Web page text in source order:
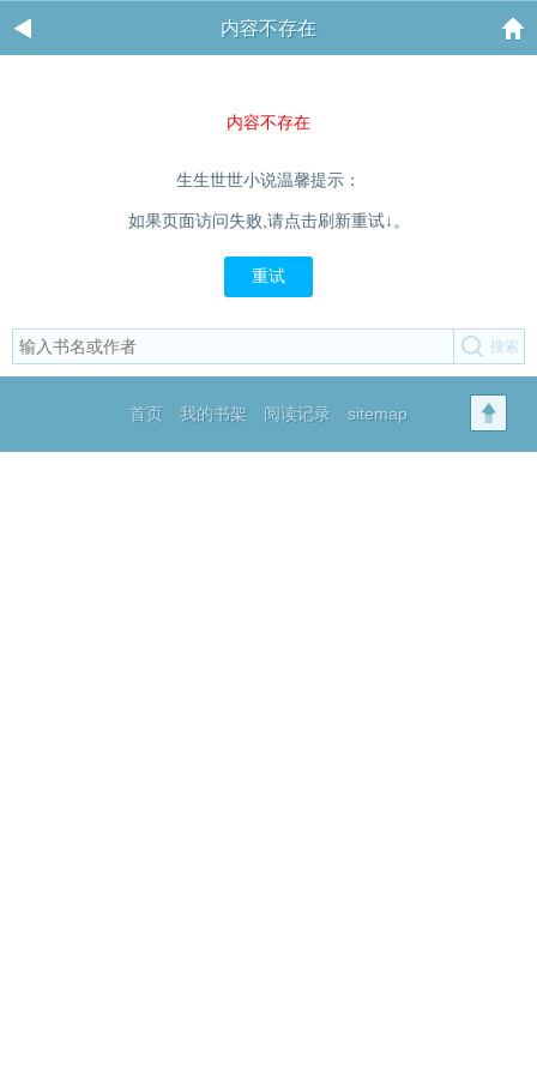
内容不存在
内容不存在
生生世世小说温馨提示：
如果页面访问失败,请点击刷新重试↓。
重试
首页 我的书架 阅读记录 sitemap